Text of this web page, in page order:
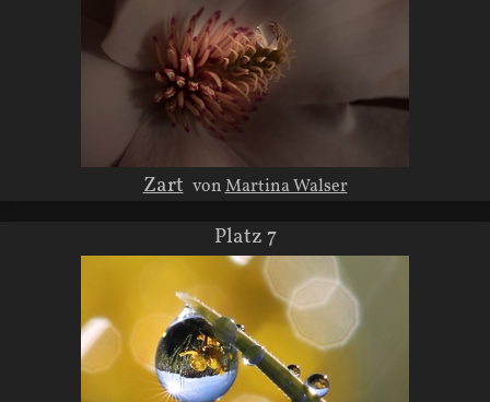
Zart vonMartina Walser
Platz 7